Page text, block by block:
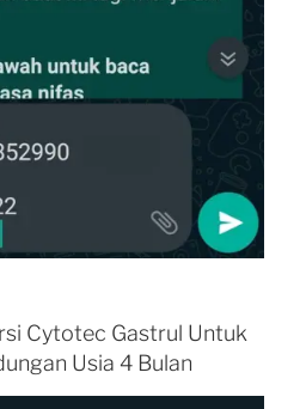
Cytotec Gastrul Untuk
Usia 4 Bulan